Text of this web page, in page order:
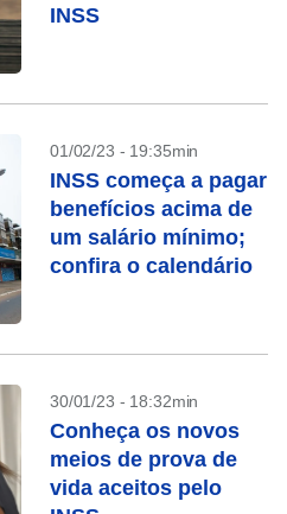
INSS
01/02/23 - 19:35min
INSS começa a pagar
benefícios acima de
um salário mínimo;
confira o calendário
30/01/23 - 18:32min
Conheça os novos
meios de prova de
vida aceitos pelo